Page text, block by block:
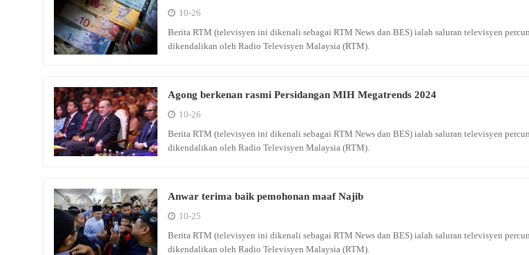
10-26
Berita RTM (televisyen ini dikenali sebagai RTM News dan BES) ialah saluran televisyen
dikendalikan oleh Radio Televisyen Malaysia (RTM).
Agong berkenan rasmi Persidangan MIH Megatrends 2024
10-26
Berita RTM (televisyen ini dikenali sebagai RTM News dan BES) ialah saluran televisyen
dikendalikan oleh Radio Televisyen Malaysia (RTM).
Anwar terima baik pemohonan maaf Najib
10-25
Berita RTM (televisyen ini dikenali sebagai RTM News dan BES) ialah saluran televisyen
dikendalikan oleh Radio Televisyen Malaysia (RTM).